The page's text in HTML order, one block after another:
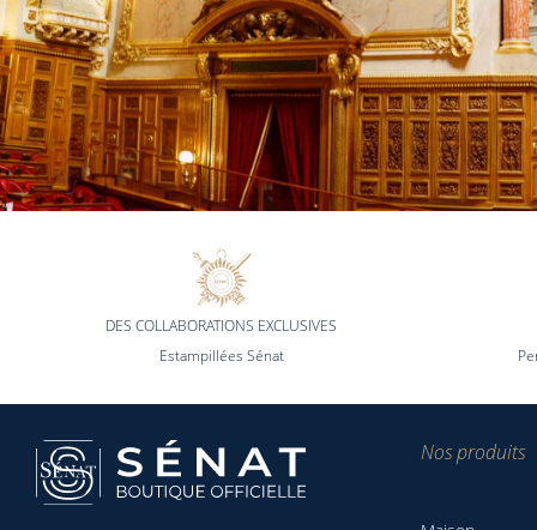
DES COLLABORATIONS EXCLUSIVES
Estampillées Sénat
Nos produits